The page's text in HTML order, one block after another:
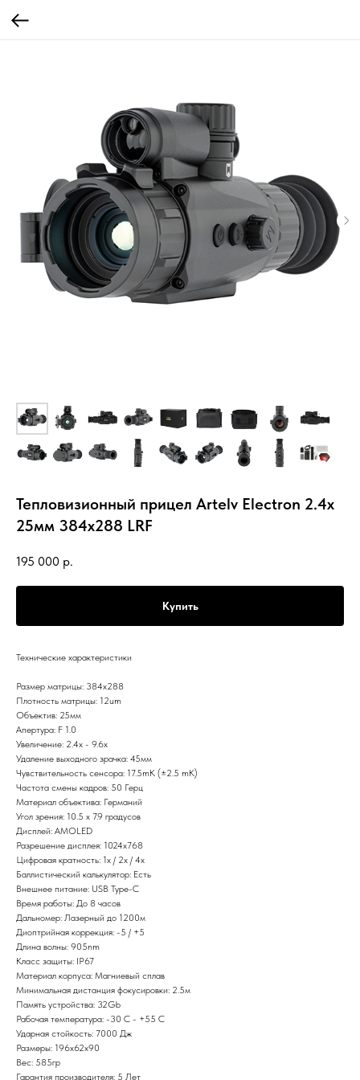
Тепловизионный прицел Artelv Electron 2.4x
25мм 384x288 LRF
195 000 р.
Купить
Технические характеристики
Размер матрицы: 384x288
Плотность матрицы: 12um
Объектив: 25мм
Апертура: F 1.0
Увеличение: 2.4x - 9.6x
Удаление выходного зрачка: 45мм
Чувствительность сенсора: 17.5mK (±2.5 mK)
Частота смены кадров: 50 Герц
Материал объектива: Германий
Угол зрения: 10.5 x 7.9 градусов
Дисплей: AMOLED
Разрешение дисплея: 1024x768
Цифровая кратность: 1x / 2x / 4x
Баллистический калькулятор: Есть
Внешнее питание: USB Type-C
Время работы: До 8 часов
Дальномер: Лазерный до 1200м
Диоптрийная коррекция: -5 / +5
Длина волны: 905nm
Класс защиты: IP67
Материал корпуса: Магниевый сплав
Минимальная дистанция фокусировки: 2.5м
Память устройства: 32Gb
Рабочая температура: -30 C - +55 C
Ударная стойкость: 7000 Дж
Размеры: 196x62x90
Вес: 585гр
Гарантия производителя: 5 Лет